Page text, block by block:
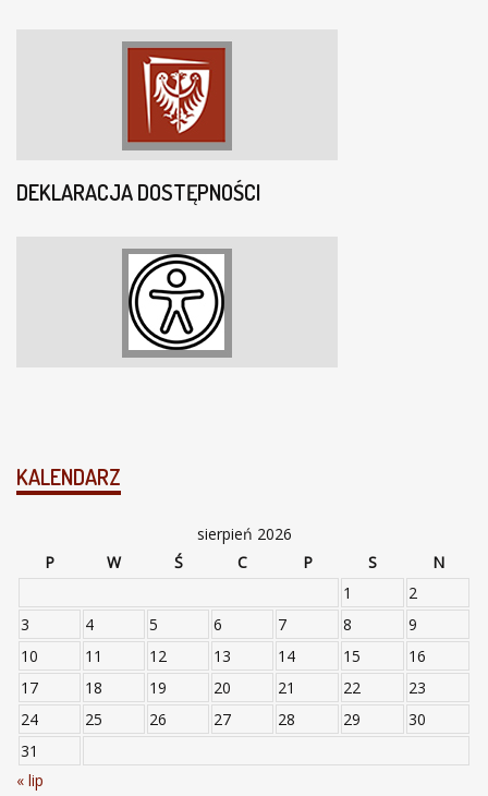
DEKLARACJA DOSTĘPNOŚCI
KALENDARZ
sierpień 2026
P
W Ś C P S
N
1
2
3
4 5 6 7 8
9
10
11 12 13 14 15
16
17
18 19 20 21 22
23
24
25 26 27 28 29
30
31
« lip